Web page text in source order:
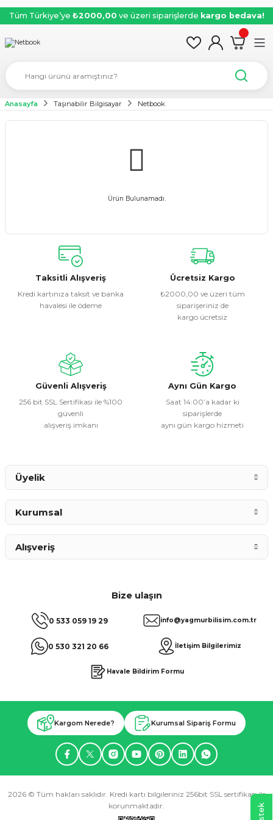
Tüm Türkiye’ye ₺2000,00 ve üzeri siparişlerde kargo bedava!
Anasayfa Taşınabilir Bilgisayar Netbook
Ürün Bulunamadı.
Taksitli Alışveriş
Kredi kartınıza taksit ve banka
havalesi ile ödeme
Ücretsiz Kargo
₺2000,00 ve üzeri tüm
siparişeriniz de
kargo ücretsiz
Güvenli Alışveriş
256 bit SSL Sertifikası ile %100
güvenli
alışveriş imkanı
Aynı Gün Kargo
Saat 14:00’a kadar ki
siparişlerde
aynı gün kargo hizmeti
Bize ulaşın
0 533 059 19 29
0 530 321 20 66
info@yagmurbilisim.com.tr
İletişim Bilgilerimiz
Havale Bildirim Formu
Üyelik
Kurumsal
Alışveriş
Kargom Nerede? Kurumsal Sipariş Formu
2026 © Tüm hakları saklıdır. Kredi kartı bilgileriniz 256bit SSL sertifikası ile
korunmaktadır.